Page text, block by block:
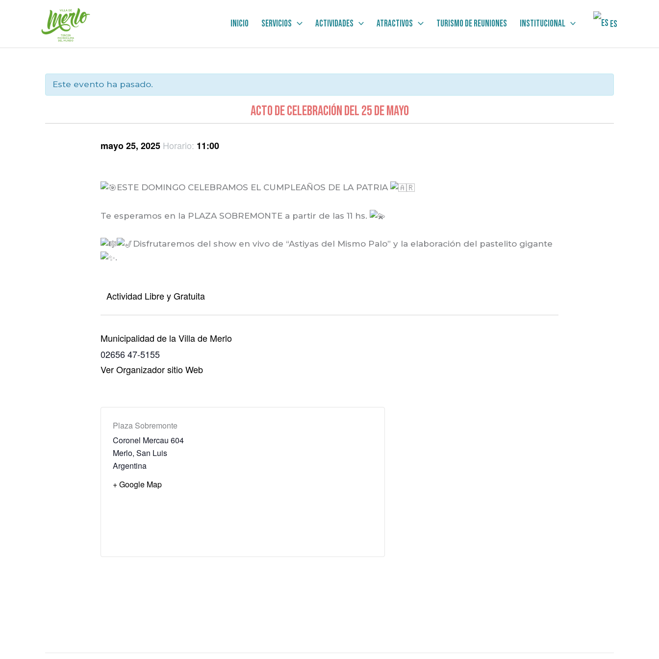
contenido
Inicio Servicios Actividades Atractivos Turismo de Reuniones Institucional ES
Este evento ha pasado.
Acto de Celebración del 25 de Mayo
mayo 25, 2025 Horario: 11:00
ESTE DOMINGO CELEBRAMOS EL CUMPLEAÑOS DE LA PATRIA
Te esperamos en la PLAZA SOBREMONTE a partir de las 11 hs.
Disfrutaremos del show en vivo de “Astiyas del Mismo Palo” y la elaboración del pastelito gigante
.
Actividad Libre y Gratuita
Municipalidad de la Villa de Merlo
02656 47-5155
Ver Organizador sitio Web
Plaza Sobremonte
Coronel Mercau 604
Merlo, San Luis
Argentina
+ Google Map